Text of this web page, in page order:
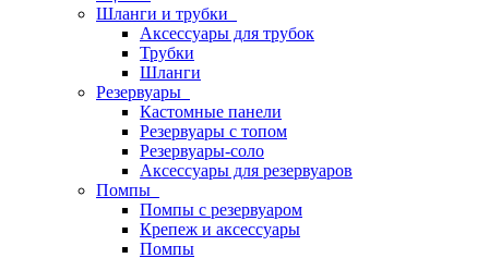
Шланги и трубки
Аксессуары для трубок
Трубки
Шланги
Резервуары
Кастомные панели
Резервуары с топом
Резервуары-соло
Аксессуары для резервуаров
Помпы
Помпы с резервуаром
Крепеж и аксессуары
Помпы